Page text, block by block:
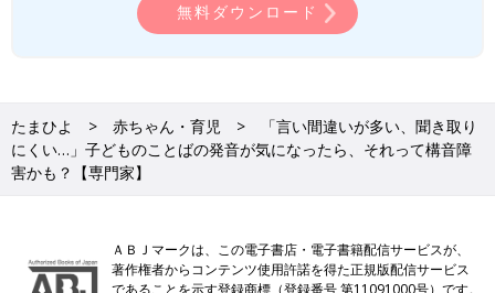
無料ダウンロード
たまひよ 赤ちゃん・育児
「言い間違いが多い、聞き取り
にくい…」子どものことばの発音が気になったら、それって構音障
害かも？【専門家】
ＡＢＪマークは、この電子書店・電子書籍配信サービスが、
著作権者からコンテンツ使用許諾を得た正規版配信サービス